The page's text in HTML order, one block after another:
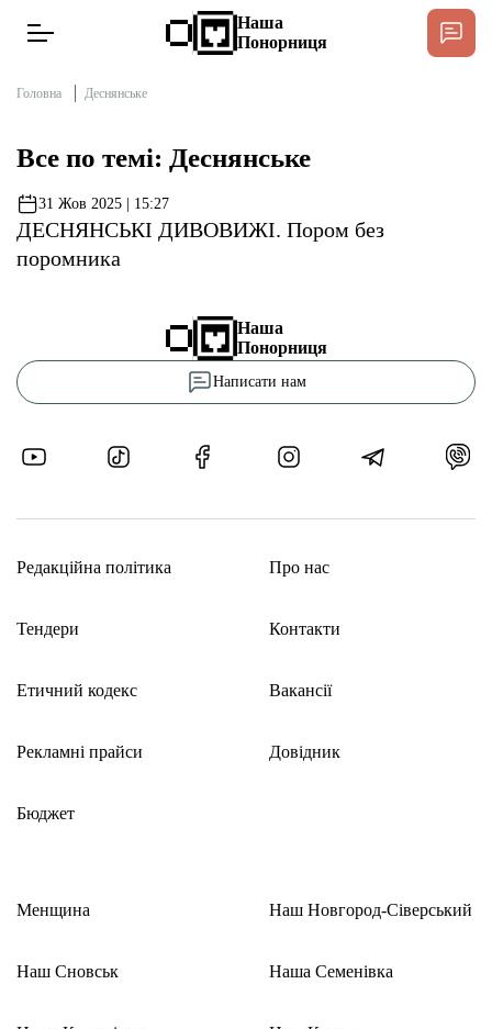
Новини
Інтерв’ю
Публікації
Наша
Понорниця
Головна Деснянське
Все по темі: Деснянське
31 Жов 2025 | 15:27
ДЕСНЯНСЬКІ ДИВОВИЖІ. Пором без
поромника
Наша
Понорниця
Написати нам
Редакційна політика
Тендери
Етичний кодекс
Рекламні прайси
Бюджет
Про нас
Контакти
Вакансії
Довідник
Менщина
Наш Сновськ
Наш Новгород-Сіверський
Наша Семенівка